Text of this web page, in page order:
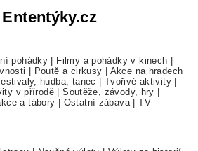
pohádky Filmy a pohádky v kinech
Poutě a cirkusy
Akce na hradech
hudba, tanec Tvořivé aktivity
v přírodě |Soutěže, závody, hry
a tábory Ostatní zábava |TV